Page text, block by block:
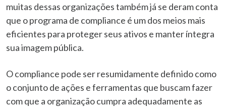
muitas dessas organizações também já se deram conta
que o programa de compliance é um dos meios mais
eficientes para proteger seus ativos e manter íntegra
sua imagem pública.
O compliance pode ser resumidamente definido como
o conjunto de ações e ferramentas que buscam fazer
com que a organização cumpra adequadamente as